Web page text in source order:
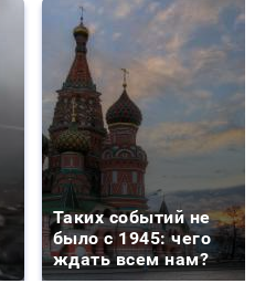
Таких событий не
было с 1945: чего
ждать всем нам?